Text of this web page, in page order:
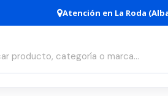
Atención en La Roda